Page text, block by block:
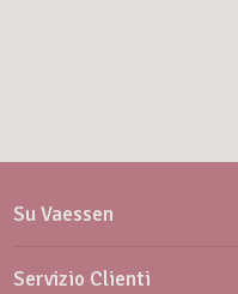
Su Vaessen
Servizio Clienti